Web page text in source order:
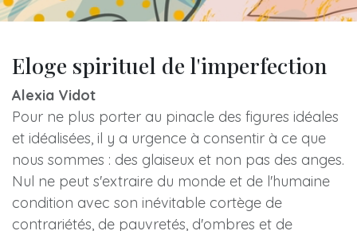
Eloge spirituel de l'imperfection
Alexia Vidot
Pour ne plus porter au pinacle des figures idéales
et idéalisées, il y a urgence à consentir à ce que
nous sommes : des glaiseux et non pas des anges.
Nul ne peut s'extraire du monde et de l'humaine
condition avec son inévitable cortège de
contrariétés, de pauvretés, d'ombres et de